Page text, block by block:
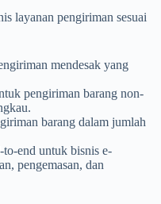
layanan pengiriman sesuai
mendesak yang
pengiriman barang non-
barang dalam jumlah
to-end untuk bisnis e-
pengemasan, dan